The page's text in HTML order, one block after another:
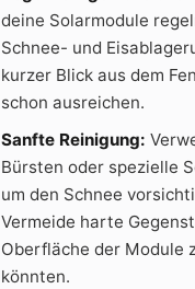
deine Solarmodule
Schnee- und
kurzer Blick aus dem
schon ausreichen.
Sanfte Reinigung:
Bürsten oder spezielle
um den Schnee
Vermeide harte​
Oberfläche der Module
⁣könnten.